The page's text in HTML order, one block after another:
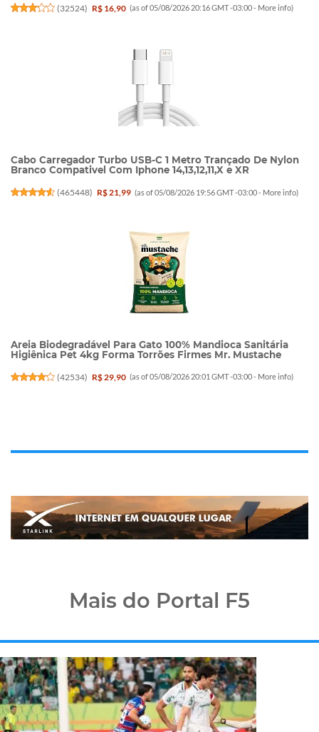
(32524) R$ 16,90 (as of 05/08/2026 20:16 GMT -03:00 - More info)
Cabo Carregador Turbo USB-C 1 Metro Trançado De Nylon
Branco Compativel Com Iphone 14,13,12,11,X e XR
(465448) R$ 21,99 (as of 05/08/2026 19:56 GMT -03:00 - More info)
Areia Biodegradável Para Gato 100% Mandioca Sanitária
Higiênica Pet 4kg Forma Torrões Firmes Mr. Mustache
(42534) R$ 29,90 (as of 05/08/2026 20:01 GMT -03:00 - More info)
Mais do Portal F5